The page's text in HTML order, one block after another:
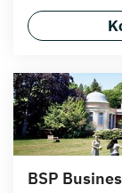
BSP